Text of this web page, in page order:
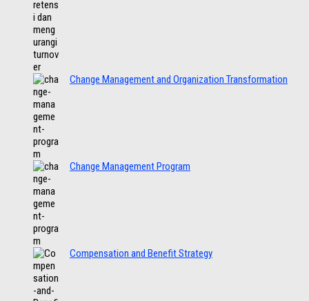
Change Management and Organization Transformation
Change Management Program
Compensation and Benefit Strategy